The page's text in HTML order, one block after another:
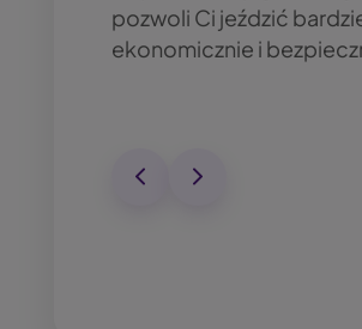
pozwoli Ci jeździć
ekonomicznie i